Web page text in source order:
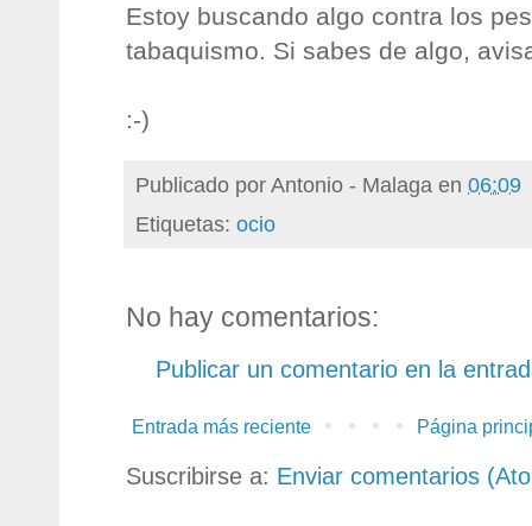
Estoy buscando algo contra los
tabaquismo. Si sabes de algo,
:-)
Publicado porAntonio - Malaga en 06:09
Etiquetas: ocio
No hay comentarios:
Publicar un comentario en la
Entrada más reciente Página
Suscribirse a: Enviar comentarios